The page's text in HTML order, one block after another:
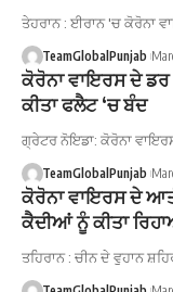
ਤੇਹਰਾਨ : ਈਰਾਨ 'ਚ ਕੋਰੋਨਾ
TeamGlobalPunjab
ਕੋਰੋਨਾ ਵਾਇਰਸ ਦੇ ਡਰ
ਕੀਤਾ ਫਲੈਟ ‘ਚ ਬੰਦ
ਗ੍ਰੇਟਰ ਨੋਇਡਾ: ਕੋਰੋਨਾ
TeamGlobalPunjab
ਕੋਰੋਨਾ ਵਾਇਰਸ ਦੇ
ਕੈਦੀਆਂ ਨੂੰ ਕੀਤਾ
ਤਹਿਰਾਨ : ਚੀਨ ਦੇ ਵੁਹਾਨ